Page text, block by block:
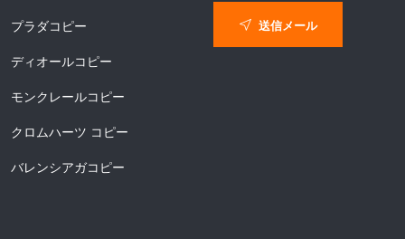
プラダコピー
ディオールコピー
モンクレールコピー
クロムハーツ コピー
バレンシアガコピー
送信メール